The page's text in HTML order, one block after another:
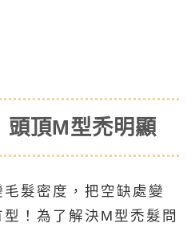
頂M型禿明顯
髮密度，把空缺處變
！為了解決M型禿髮問